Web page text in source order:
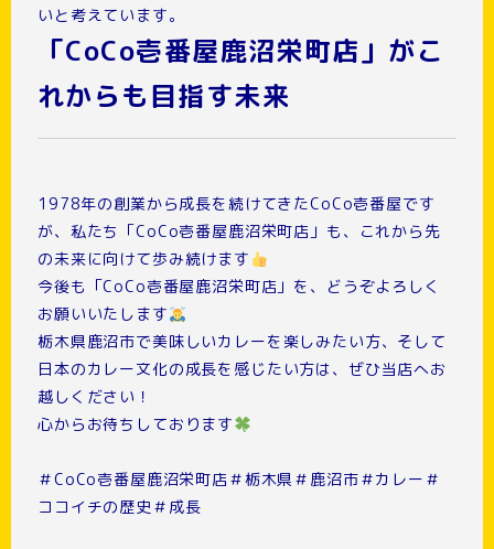
いと考えています。
「CoCo壱番屋鹿沼栄町店」がこ
れからも目指す未来
1978年の創業から成長を続けてきたCoCo壱番屋です
が、私たち「CoCo壱番屋鹿沼栄町店」も、これから先
の未来に向けて歩み続けます
今後も「CoCo壱番屋鹿沼栄町店」を、どうぞよろしく
お願いいたします
栃木県鹿沼市で美味しいカレーを楽しみたい方、そして
日本のカレー文化の成長を感じたい方は、ぜひ当店へお
越しください！
心からお待ちしております
＃CoCo壱番屋鹿沼栄町店＃栃木県＃鹿沼市＃カレー＃
ココイチの歴史＃成長